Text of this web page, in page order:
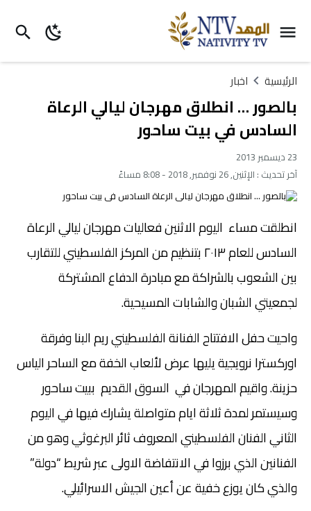
الرئيسية اخبار
بالصور … انطلاق مهرجان ليالي الرعاة
السادس في بيت ساحور
23 ديسمبر 2013
آخر تحديث : الإثنين, 26 نوفمبر, 2018 - 8:08 مساءً
انطلقت مساء اليوم الاثنين فعاليات مهرجان ليالي الرعاة
السادس للعام ٢٠١٣ بتنظيم من المركز الفلسطيني للتقارب
بين الشعوب بالشراكة مع مبادرة الدفاع المشتركة
لجمعيتي الشبان والشابات المسيحية.
واحيت حفل الافتتاح الفنانة الفلسطيني ريم البنا وفرقة
اوركسترا نرويجية يليها عرض لألعاب الخفة مع الساحر الياس
حزينة. واقيم المهرجان في السوق القديم ببيت ساحور
وسيستمر لمدة ثلاثة ايام متواصلة يشارك فيها في اليوم
الثاني الفنان الفلسطيني المعروف ثائر البرغوثي وهو من
الفنانين الذي برزوا في الانتفاضة الاولى عبر شريط “دولة”
والذي كان يوزع خفية عن أعين الجيش الاسرائيلي.